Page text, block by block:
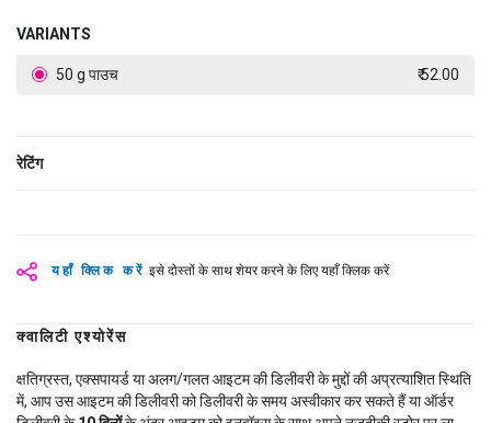
VARIANTS
50 g पाउच ₹ 52.00
रेटिंग
यहाँ क्लिक करें इसे दोस्तों के साथ शेयर करने के लिए यहाँ क्लिक करें
क्वालिटी एश्योरेंस
क्षतिग्रस्त, एक्सपायर्ड या अलग/गलत आइटम की डिलीवरी के मुद्दों की अप्रत्याशित स्थिति
में, आप उस आइटम की डिलीवरी को डिलीवरी के समय अस्वीकार कर सकते हैं या ऑर्डर